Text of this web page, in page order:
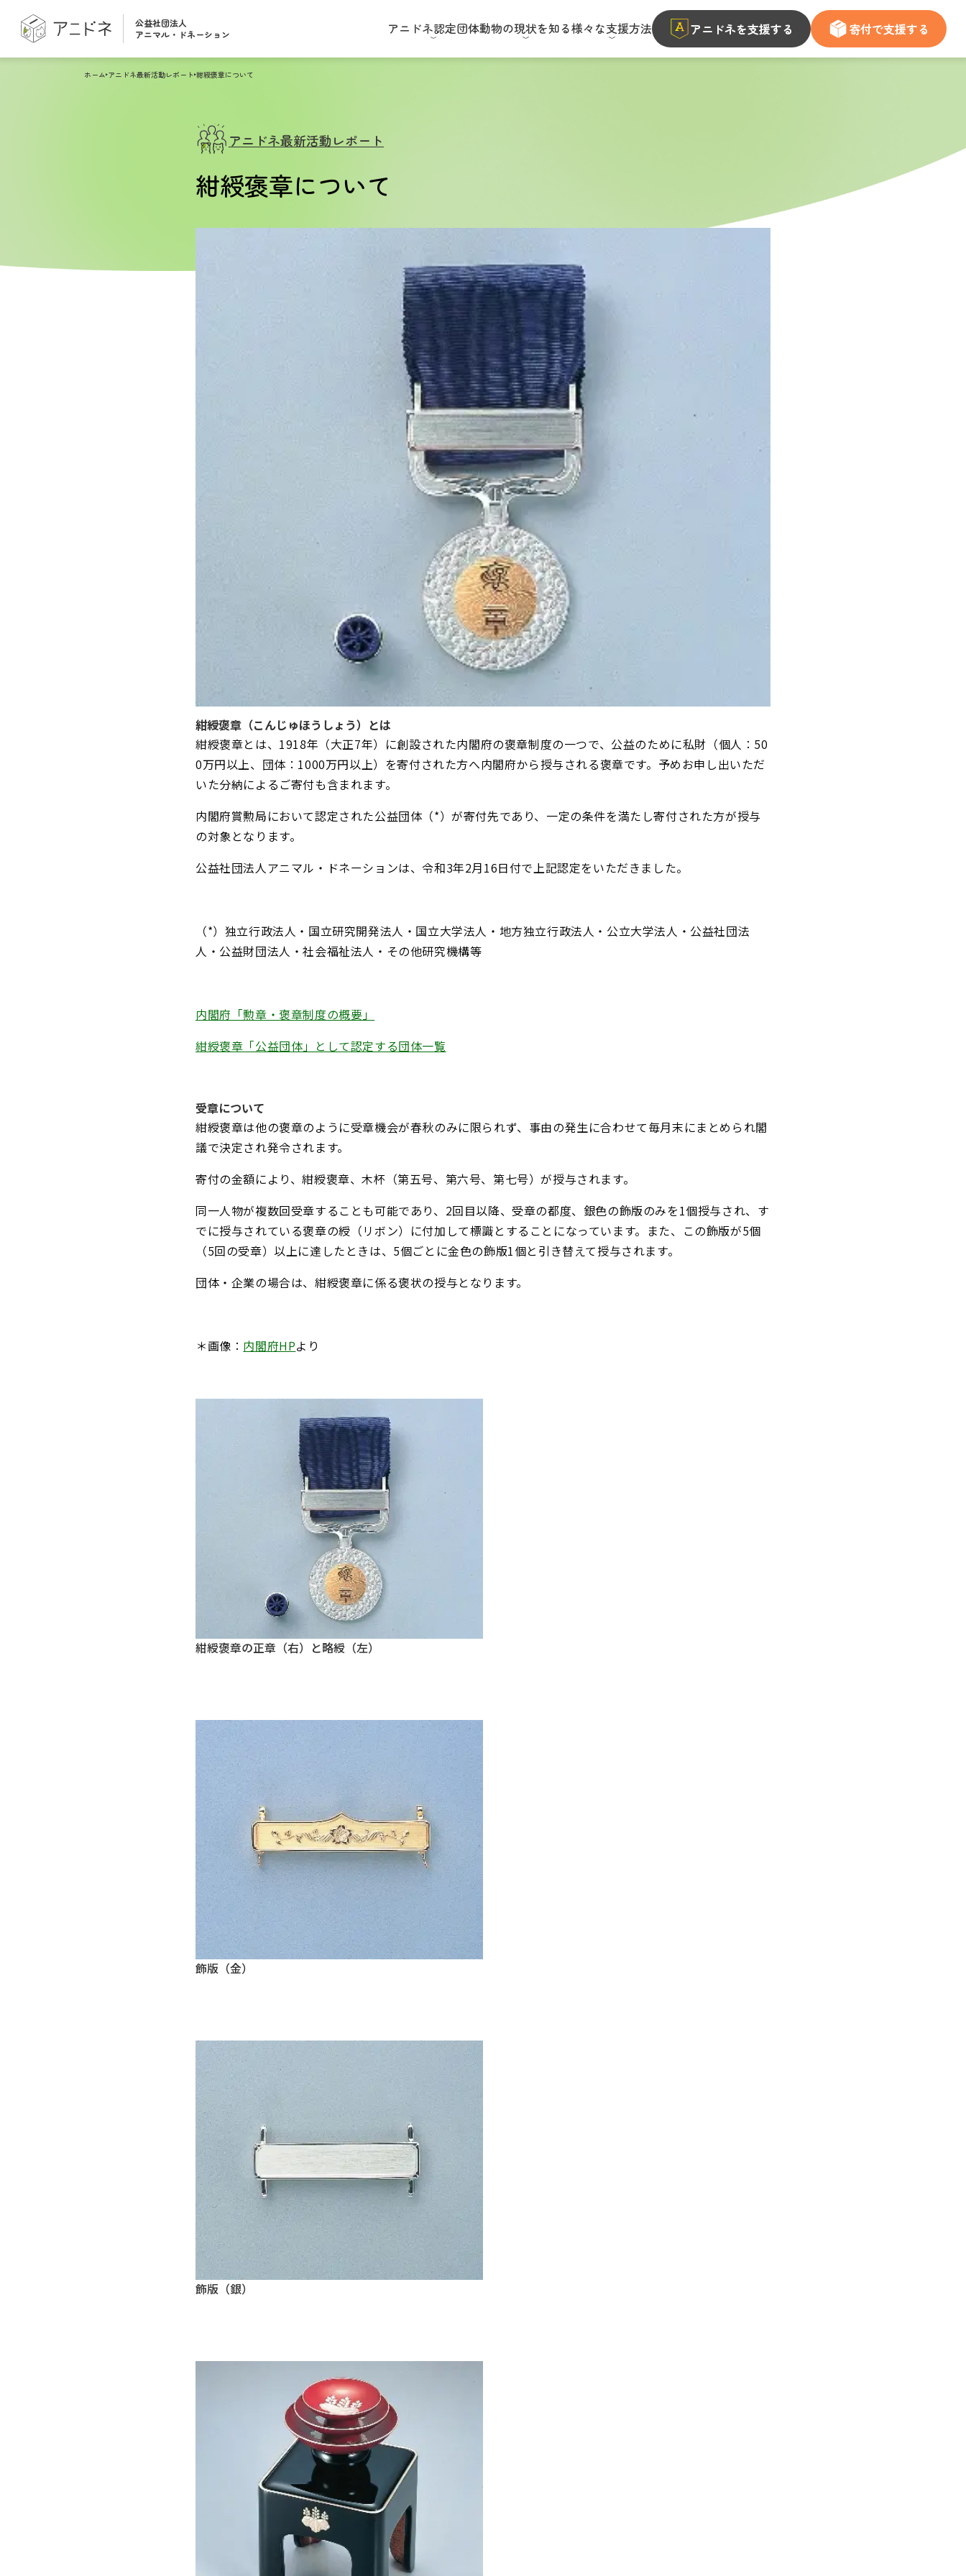
公益社団法人
アニマル・ドネーション
アニドネ認定団体動物の現状を知る様々な支援方法 アニドネを支援する 寄付で支援する
ホーム アニドネ最新活動レポート 紺綬褒章について
アニドネ最新活動レポート
紺綬褒章について
紺綬褒章（こんじゅほうしょう）とは
紺綬褒章とは、1918年（大正7年）に創設された内閣府の褒章制度の一つで、公益のために私財（個人：50
0万円以上、団体：1000万円以上）を寄付された方へ内閣府から授与される褒章です。 予めお申し出いただ
いた分納によるご寄付も含まれます。
内閣府賞勲局において認定された公益団体（*）が寄付先であり、一定の条件を満たし寄付された方が授与
の対象となります。
公益社団法人アニマル・ドネーションは、令和3年2月16日付で上記認定をいただきました。
（*）独立行政法人・国立研究開発法人・国立大学法人・地方独立行政法人・公立大学法人・公益社団法
人・公益財団法人・社会福祉法人・その他研究機構等
内閣府「勲章・褒章制度の概要」
紺綬褒章「公益団体」として認定する団体⼀覧
受章について
紺綬褒章は他の褒章のように受章機会が春秋のみに限られず、事由の発生に合わせて毎月末にまとめられ閣
議で決定され発令されます。
寄付の金額により、紺綬褒章、木杯（第五号、第六号、第七号）が授与されます。
同一人物が複数回受章することも可能であり、2回目以降、受章の都度、銀色の飾版のみを1個授与され、す
でに授与されている褒章の綬（リボン）に付加して標識とすることになっています。また、この飾版が5個
（5回の受章）以上に達したときは、5個ごとに金色の飾版1個と引き替えて授与されます。
団体・企業の場合は、紺綬褒章に係る褒状の授与となります。
＊画像： 内閣府HPより
紺綬褒章の正章（右）と略綬（左）
飾版（金）
飾版（銀）